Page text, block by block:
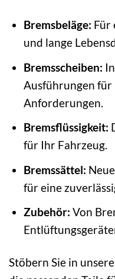
Bremsbeläge: Für
und lange
Bremsscheiben:
Ausführungen
Anforderungen.
Bremsflüssigkeit:
für Ihr Fahrzeug.
Bremssättel:
für eine
Zubehör: Von
Stöbern Sie in